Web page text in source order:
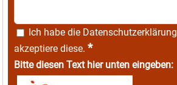
Ich habe die Datenschutzerklärung
akzeptiere diese. *
Bitte diesen Text hier unten eingeben: